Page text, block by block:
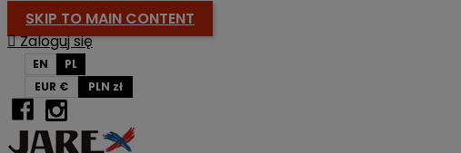
SKIP TO MAIN CONTENT
Zaloguj się
EN
PL
EUR €
PLN zł